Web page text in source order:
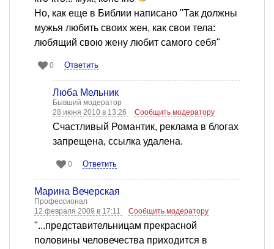
Но, как еще в Библии написано "Так должны
мужья любить своих жен, как свои тела:
любящий свою жену любит самого себя"
0 Ответить
Люба Мельник
Бывший модератор
28 июня 2010 в 13:26
Сообщить модератору
Счастливый Романтик, реклама в блогах
запрещена, ссылка удалена.
0 Ответить
Марина Вечерская
Профессионал
12 февраля 2009 в 17:11
Сообщить модератору
"...представительницам прекрасной
половины человечества приходится в